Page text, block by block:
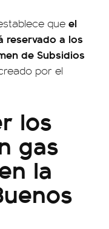
que el
reservado a los
de Subsidios
por el
los
gas
la